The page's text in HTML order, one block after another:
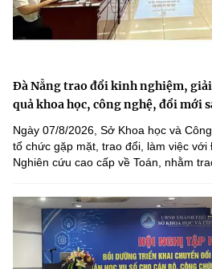
Đà Nẵng trao đổi kinh nghiệm,
quả khoa học, công nghệ, đổi mới
Ngày 07/8/2026, Sở Khoa học và
tổ chức gặp mặt, trao đổi, làm việc với
Nghiên cứu cao cấp về Toán, nhằm